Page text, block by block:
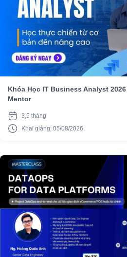
Khóa Học IT Business Analyst
Mentor
3,5 tháng
Khai giảng: 05/08/2026